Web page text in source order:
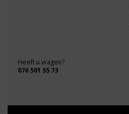
Heeft u vragen?
076 501 55 73